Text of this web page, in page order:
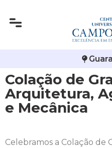
Colação de
Arquitetura,
e Mecânica
Celebramos a Colação de
Infraestrutura
Editais
Publicações
Arquitetura e Urbanismo
Biomedicina
Ciências Contábeis
Direito
Vestibular de Inverno
Vestibular de Medicina
2ª Via de Boleto
Atestado de Matrícula
Atividades
Biblioteca
Calendário Acadêmico
Avalie a Campo Real
Bolsas e Incentivos
CPA
COLAP
Comissão de Ética no